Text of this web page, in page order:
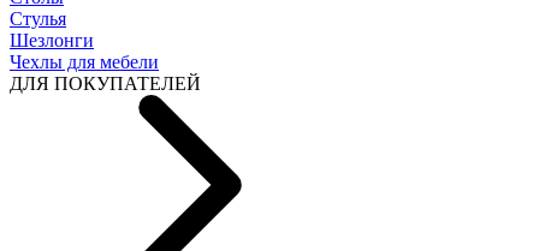
Стулья
Шезлонги
Чехлы для мебели
ДЛЯ ПОКУПАТЕЛЕЙ